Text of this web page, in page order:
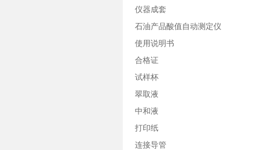
仪器成套
石油产品酸值自动测定仪
使用说明书
合格证
试样杯
翠取液
中和液
打印纸
连接导管